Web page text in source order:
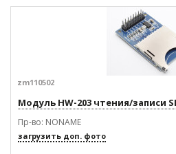
zm110502
Модуль HW-203 чтения/записи
Пр-во: NONAME
загрузить доп. фото